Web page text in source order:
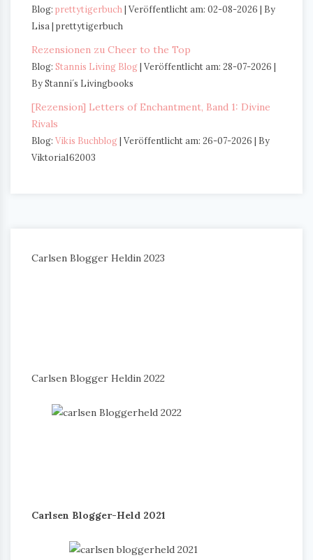
Blog: prettytigerbuch Veröffentlicht am: 02-08-2026
By
Lisa | prettytigerbuch
Rezensionen zu Cheer to the Top
Blog: Stannis Living Blog Veröffentlicht am: 28-07-2026
By Stanni´s Livingbooks
[Rezension] Letters of Enchantment, Band 1: Divine
Rivals
Blog: Vikis Buchblog Veröffentlicht am: 26-07-2026
By
Viktoria162003
Carlsen Blogger Heldin 2023
Carlsen Blogger Heldin 2022
Carlsen Blogger-Held 2021